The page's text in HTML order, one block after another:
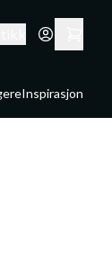
Inspirasjon